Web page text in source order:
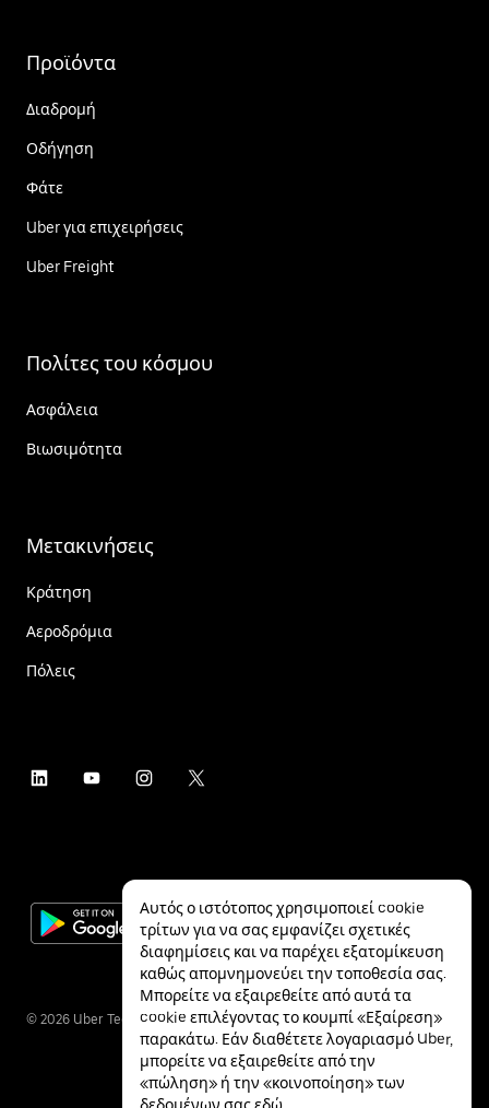
Προϊόντα
Διαδρομή
Οδήγηση
Φάτε
Uber για επιχειρήσεις
Uber Freight
Πολίτες του κόσμου
Ασφάλεια
Βιωσιμότητα
Μετακινήσεις
Κράτηση
Αεροδρόμια
Πόλεις
© 2026 Uber Technologies Inc.
Αυτός ο ιστότοπος χρησιμοποιεί cookie
τρίτων για να σας εμφανίζει σχετικές
διαφημίσεις και να παρέχει εξατομίκευση
καθώς απομνημονεύει την τοποθεσία σας.
Μπορείτε να εξαιρεθείτε από αυτά τα
cookie επιλέγοντας το κουμπί «Εξαίρεση»
παρακάτω. Εάν διαθέτετε λογαριασμό Uber,
μπορείτε να εξαιρεθείτε από την
«πώληση» ή την «κοινοποίηση» των